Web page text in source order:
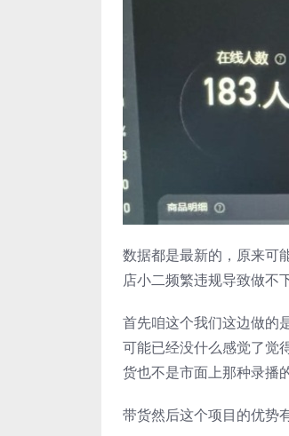
数据都是最新的，原来可
店小二频繁违规导致做不
首先咱这个我们这边做的
可能已经没什么感觉了觉
货也不是市面上那种录播
带货然后这个项目的优势